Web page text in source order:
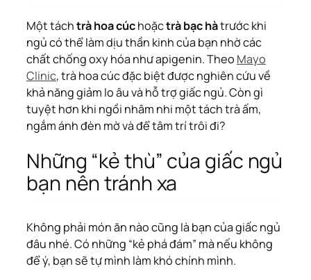
Một táchtrà hoa cúchoặctrà bạc hàtrước khi
ngủ có thể làm dịu thần kinh của bạn nhờ các
chất chống oxy hóa như apigenin. Theo Mayo
Clinic, trà hoa cúc đặc biệt được nghiên cứu về
khả năng giảm lo âu và hỗ trợ giấc ngủ. Còn gì
tuyệt hơn khi ngồi nhâm nhi một tách trà ấm,
ngắm ánh đèn mờ và để tâm trí trôi đi?
Những “kẻ thù” của giấc ngủ
bạn nên tránh xa
Không phải món ăn nào cũng là bạn của giấc ngủ
đâu nhé. Có những “kẻ phá đám” mà nếu không
để ý, bạn sẽ tự mình làm khó chính mình.